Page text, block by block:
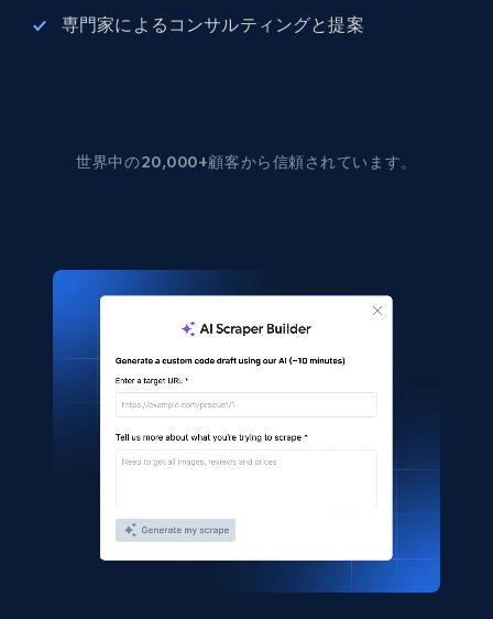
専門家によるコンサルティングと提案
世界中の20,000+顧客から信頼されています。